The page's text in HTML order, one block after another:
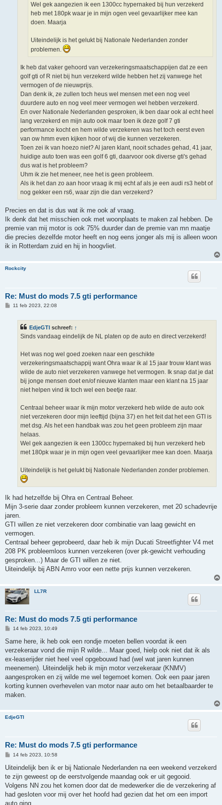
Wel gek aangezien ik een 1300cc hypernaked bij hun verzekerd
heb met 180pk waar je in mijn ogen veel gevaarlijker mee kan
doen. Maarja
Uiteindelijk is het gelukt bij Nationale Nederlanden zonder
problemen.
Ik heb dat vaker gehoord van verzekeringsmaatschappijen dat ze een
golf gti of R niet bij hun verzekerd wilde hebben het zij vanwege het
vermogen of de nieuwprijs.
Dan denk ik, ze zullen toch heus wel mensen met een nog veel
duurdere auto en nog veel meer vermogen wel hebben verzekerd.
En over Nationale Nederlanden gesproken, ik ben daar ook al echt heel
lang verzekerd en mijn auto ook maar toen ik deze golf 7 gti
performance kocht en hem wilde verzekeren was het toch eerst even
van ow hmm even kijken hoor of wij die kunnen verzekeren.
Toen zei ik van hoezo niet? Al jaren klant, nooit schades gehad, 41 jaar,
huidige auto toen was een golf 6 gti, daarvoor ook diverse gti's gehad
dus wat is het probleem?
Uhm ik zie het meneer, nee het is geen probleem.
Als ik het dan zo aan hoor vraag ik mij echt af als je een audi rs3 hebt of
nog gekker een rs6, waar zijn die dan verzekerd?
Precies en dat is dus wat ik me ook af vraag.
Ik denk dat het misschien ook met woonplaats te maken zal hebben. De
premie van mij motor is ook 75% duurder dan de premie van mn maatje
die precies dezelfde motor heeft en nog eens jonger als mij is alleen woon
ik in Rotterdam zuid en hij in hoogvliet.
Rockcity
Re: Must do mods 7.5 gti performance
B11 feb 2023, 22:08
EdjeGTI schreef: ↑
Sinds vandaag eindelijk de NL platen op de auto en direct verzekerd!
Het was nog wel goed zoeken naar een geschikte
verzekeringsmaatschappij want Ohra waar ik al 15 jaar trouw klant was
wilde de auto niet verzekeren vanwege het vermogen. Ik snap dat je dat
bij jonge mensen doet en/of nieuwe klanten maar een klant na 15 jaar
niet helpen vind ik toch wel een beetje raar.
Centraal beheer waar ik mijn motor verzekerd heb wilde de auto ook
niet verzekeren door mijn leeftijd (bijna 37) en het feit dat het een GTI is
met dsg. Als het een handbak was zou het geen probleem zijn maar
helaas.
Wel gek aangezien ik een 1300cc hypernaked bij hun verzekerd heb
met 180pk waar je in mijn ogen veel gevaarlijker mee kan doen. Maarja
Uiteindelijk is het gelukt bij Nationale Nederlanden zonder problemen.
Ik had hetzelfde bij Ohra en Centraal Beheer.
Mijn 3-serie daar zonder probleem kunnen verzekeren, met 20 schadevrije
jaren.
GTI willen ze niet verzekeren door combinatie van laag gewicht en
vermogen.
Centraal beheer geprobeerd, daar heb ik mijn Ducati Streetfighter V4 met
208 PK probleemloos kunnen verzekeren (over pk-gewicht verhouding
gesproken...) Maar de GTI willen ze niet.
Uiteindelijk bij ABN Amro voor een nette prijs kunnen verzekeren.
LL7R
Re: Must do mods 7.5 gti performance
B
r
c
h
14 feb 2023, 10:49
Same here, ik heb ook een rondje moeten bellen voordat ik een
verzekeraar vond die mijn R wilde... Maar goed, hielp ook niet dat ik als
ex-leaserijder niet heel veel opgebouwd had (wel wat jaren kunnen
meenemen). Uiteindelijk heb ik mijn motor verzekeraar (KNMV)
aangesproken en zij wilde me wel tegemoet komen. Ook een paar jaren
korting kunnen overhevelen van motor naar auto om het betaalbaarder te
maken.
EdjeGTI
Re: Must do mods 7.5 gti performance
B
r
c
h
14 feb 2023, 10:58
Uiteindelijk ben ik er bij Nationale Nederlanden na een weekend verzekerd
te zijn geweest op de eerstvolgende maandag ook er uit gegooid.
Volgens NN zou het komen door dat de medewerker die de verzekering af
had gesloten voor mij over het hoofd had gezien dat het om een import
auto ging.